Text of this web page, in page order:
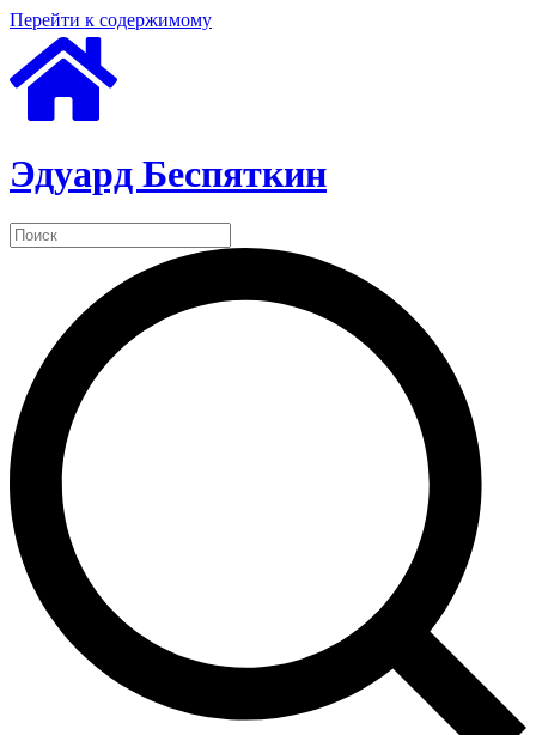
Перейти к содержимому
Эдуард Беспяткин